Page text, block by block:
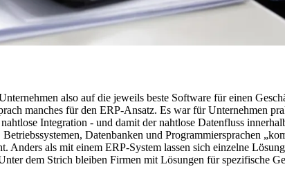
also auf die jeweils beste Software für einen
manches für den ERP-Ansatz. Es war für Unternehmen
Integration - und damit der nahtlose Datenfluss
Datenbanken und Programmiersprachen
als mit einem ERP-System lassen sich einzelne
dem Strich bleiben Firmen mit Lösungen für spezifische